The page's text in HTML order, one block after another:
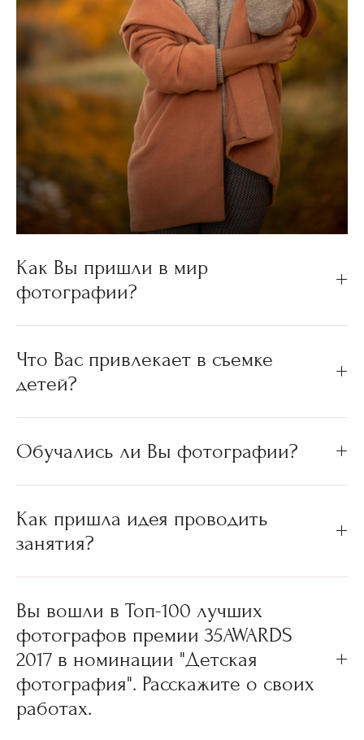
Как Вы пришли в мир
фотографии?
Что Вас привлекает в съемке
детей?
Обучались ли Вы фотографии?
Как пришла идея проводить
занятия?
Вы вошли в Топ-100 лучших
фотографов премии 35AWARDS
2017 в номинации "Детская
фотография". Расскажите о своих
работах.